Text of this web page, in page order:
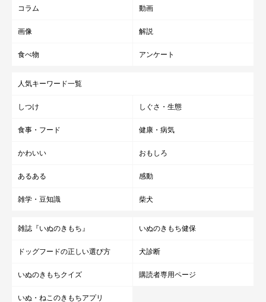
コラム 動画
画像 解説
食べ物 アンケート
人気キーワード一覧
しつけ しぐさ・生態
食事・フード 健康・病気
かわいい おもしろ
あるある 感動
雑学・豆知識 柴犬
雑誌『いぬのきもち』 いぬのきもち健保
ドッグフードの正しい選び方 犬診断
いぬのきもちクイズ 購読者専用ページ
いぬ・ねこのきもちアプリ